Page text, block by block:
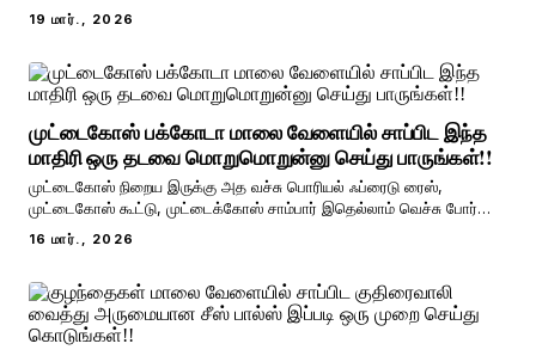
உற்சாகப்படுத்த மாலை நேரங்களில் குழந்தைகளுக்கு தினமொரு சுவையான
ஸ்நாக்ஸ் செய்து கொடுக்கலாம். ஒரே விதமாக நம்முடைய கை முறுக்கு,
19 மார்., 2026
முட்டைகோஸ் பக்கோடா மாலை வேளையில் சாப்பிட இந்த
மாதிரி ஒரு தடவை மொறுமொறுன்னு செய்து பாருங்கள்!!
முட்டைகோஸ் நிறைய இருக்கு அத வச்சு பொரியல் ஃப்ரைடு ரைஸ்,
முட்டைகோஸ் கூட்டு, முட்டைக்கோஸ் சாம்பார் இதெல்லாம் வெச்சு போர்
அடிச்சு போச்சுன்னா அப்போ இனிமேல் முட்டைக்கோஸ் வச்ச இந்த மாதிரி
ஒரு சூப்பரான பக்கோடா ரெசிபி செஞ்சு பாருங்க. இந்த பக்கோடா ரெசிபி
16 மார்., 2026